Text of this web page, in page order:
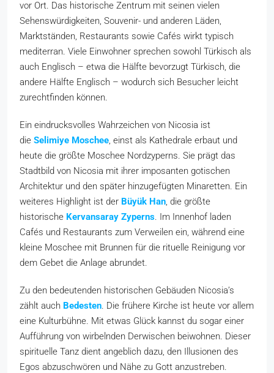
vor Ort. Das historische Zentrum mit seinen vielen
Sehenswürdigkeiten, Souvenir- und anderen Läden,
Marktständen, Restaurants sowie Cafés wirkt typisch
mediterran. Viele Einwohner sprechen sowohl Türkisch als
auch Englisch – etwa die Hälfte bevorzugt Türkisch, die
andere Hälfte Englisch – wodurch sich Besucher leicht
zurechtfinden können.
Ein eindrucksvolles Wahrzeichen von Nicosia ist
die Selimiye Moschee, einst als Kathedrale erbaut und
heute die größte Moschee Nordzyperns. Sie prägt das
Stadtbild von Nicosia mit ihrer imposanten gotischen
Architektur und den später hinzugefügten Minaretten. Ein
weiteres Highlight ist der Büyük Han, die größte
historische Kervansaray Zyperns. Im Innenhof laden
Cafés und Restaurants zum Verweilen ein, während eine
kleine Moschee mit Brunnen für die rituelle Reinigung vor
dem Gebet die Anlage abrundet.
Zu den bedeutenden historischen Gebäuden Nicosia’s
zählt auch Bedesten. Die frühere Kirche ist heute vor allem
eine Kulturbühne. Mit etwas Glück kannst du sogar einer
Aufführung von wirbelnden Derwischen beiwohnen. Dieser
spirituelle Tanz dient angeblich dazu, den Illusionen des
Egos abzuschwören und Nähe zu Gott anzustreben.